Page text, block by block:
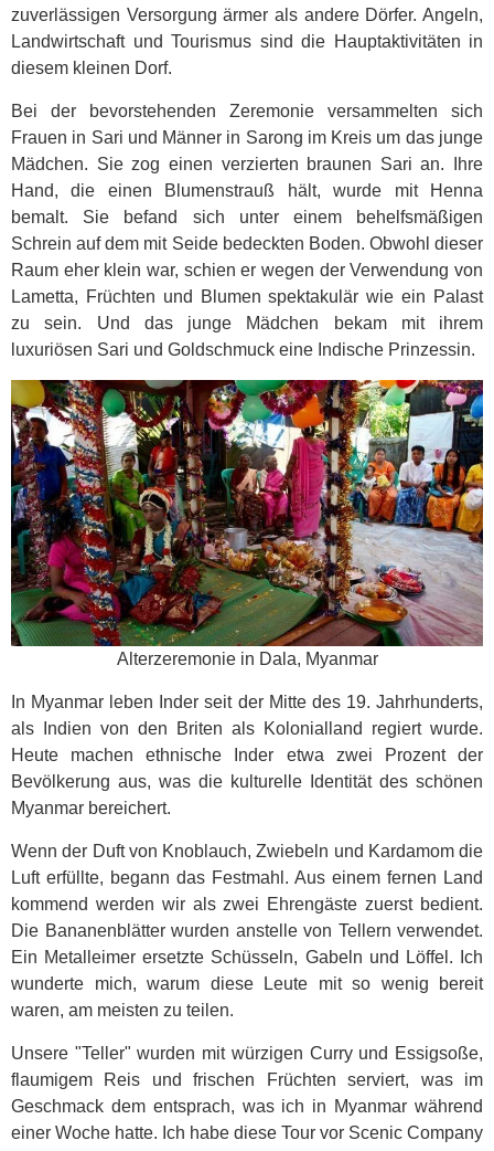
zuverlässigen Versorgung ärmer als andere Dörfer. Angeln,
Landwirtschaft und Tourismus sind die Hauptaktivitäten in
diesem kleinen Dorf.
Bei der bevorstehenden Zeremonie versammelten sich
Frauen in Sari und Männer in Sarong im Kreis um das junge
Mädchen. Sie zog einen verzierten braunen Sari an. Ihre
Hand, die einen Blumenstrauß hält, wurde mit Henna
bemalt. Sie befand sich unter einem behelfsmäßigen
Schrein auf dem mit Seide bedeckten Boden. Obwohl dieser
Raum eher klein war, schien er wegen der Verwendung von
Lametta, Früchten und Blumen spektakulär wie ein Palast
zu sein. Und das junge Mädchen bekam mit ihrem
luxuriösen Sari und Goldschmuck eine Indische Prinzessin.
Alterzeremonie in Dala, Myanmar
In Myanmar leben Inder seit der Mitte des 19. Jahrhunderts,
als Indien von den Briten als Kolonialland regiert wurde.
Heute machen ethnische Inder etwa zwei Prozent der
Bevölkerung aus, was die kulturelle Identität des schönen
Myanmar bereichert.
Wenn der Duft von Knoblauch, Zwiebeln und Kardamom die
Luft erfüllte, begann das Festmahl. Aus einem fernen Land
kommend werden wir als zwei Ehrengäste zuerst bedient.
Die Bananenblätter wurden anstelle von Tellern verwendet.
Ein Metalleimer ersetzte Schüsseln, Gabeln und Löffel. Ich
wunderte mich, warum diese Leute mit so wenig bereit
waren, am meisten zu teilen.
Unsere "Teller" wurden mit würzigen Curry und Essigsoße,
flaumigem Reis und frischen Früchten serviert, was im
Geschmack dem entsprach, was ich in Myanmar während
einer Woche hatte. Ich habe diese Tour vor Scenic Company